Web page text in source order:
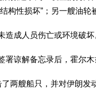
构性损坏”；另一艘油轮
成人员伤亡或环境破坏
署谅解备忘录后，霍尔木
两艘船只，并对伊朗发